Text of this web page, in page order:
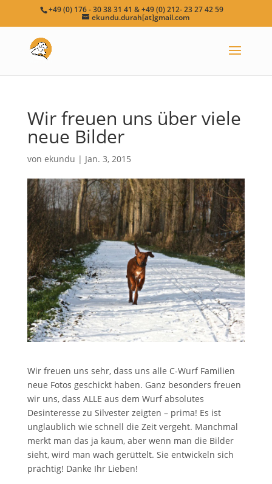
+49 (0) 176 - 30 38 31 41 & +49 (0) 212- 23 27 42 59
ekundu.durah[at]gmail.com
Wir freuen uns über viele
neue Bilder
von ekundu | Jan. 3, 2015
Wir freuen uns sehr, dass uns alle C-Wurf Familien
neue Fotos geschickt haben. Ganz besonders freuen
wir uns, dass ALLE aus dem Wurf absolutes
Desinteresse zu Silvester zeigten – prima! Es ist
unglaublich wie schnell die Zeit vergeht. Manchmal
merkt man das ja kaum, aber wenn man die Bilder
sieht, wird man wach gerüttelt. Sie entwickeln sich
prächtig! Danke Ihr Lieben!